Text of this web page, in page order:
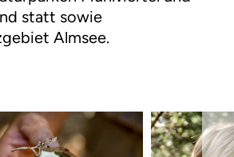
statt sowie
Almsee.